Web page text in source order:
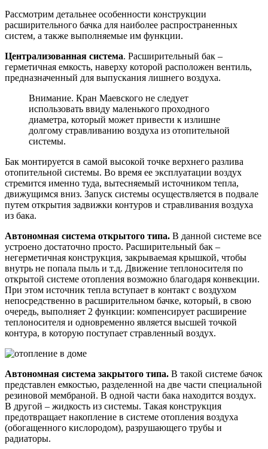
Рассмотрим детальнее особенности конструкции
расширительного бачка для наиболее распространенных
систем, а также выполняемые им функции.
Централизованная система. Расширительный бак –
герметичная емкость, наверху которой расположен вентиль,
предназначенный для выпускания лишнего воздуха.
Внимание. Кран Маевского не следует
использовать ввиду маленького проходного
диаметра, который может привести к излишне
долгому стравливанию воздуха из отопительной
системы.
Бак монтируется в самой высокой точке верхнего разлива
отопительной системы. Во время ее эксплуатации воздух
стремится именно туда, вытесняемый источником тепла,
движущимся вниз. Запуск системы осуществляется в подвале
путем открытия задвижки контуров и стравливания воздуха
из бака.
Автономная система открытого типа. В данной системе все
устроено достаточно просто. Расширительный бак –
негерметичная конструкция, закрываемая крышкой, чтобы
внутрь не попала пыль и т.д. Движение теплоносителя по
открытой системе отопления возможно благодаря конвекции.
При этом источник тепла вступает в контакт с воздухом
непосредственно в расширительном бачке, который, в свою
очередь, выполняет 2 функции: компенсирует расширение
теплоносителя и одновременно является высшей точкой
контура, в которую поступает стравленный воздух.
Автономная система закрытого типа. В такой системе бачок
представлен емкостью, разделенной на две части специальной
резиновой мембраной. В одной части бака находится воздух.
В другой – жидкость из системы. Такая конструкция
предотвращает накопление в системе отопления воздуха
(обогащенного кислородом), разрушающего трубы и
радиаторы.